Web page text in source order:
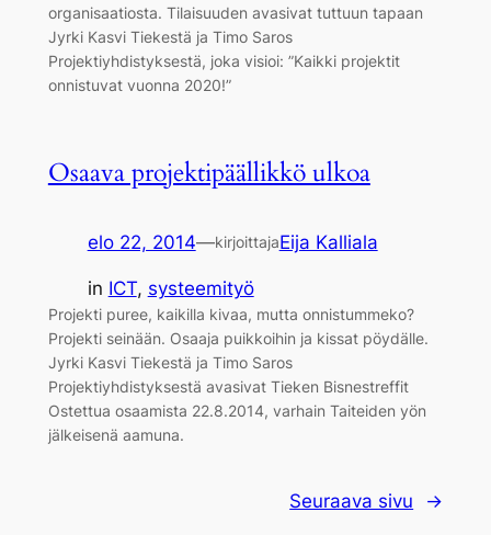
organisaatiosta. Tilaisuuden avasivat tuttuun tapaan
Jyrki Kasvi Tiekestä ja Timo Saros
Projektiyhdistyksestä, joka visioi: ”Kaikki projektit
onnistuvat vuonna 2020!”
Osaava projektipäällikkö ulkoa
elo 22, 2014—kirjoittajaEija Kalliala
in ICT, systeemityö
Projekti puree, kaikilla kivaa, mutta onnistummeko?
Projekti seinään. Osaaja puikkoihin ja kissat pöydälle.
Jyrki Kasvi Tiekestä ja Timo Saros
Projektiyhdistyksestä avasivat Tieken Bisnestreffit
Ostettua osaamista 22.8.2014, varhain Taiteiden yön
jälkeisenä aamuna.
Seuraava sivu →